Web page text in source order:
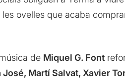
ovelles que acaba
de Miquel G. Font
José, Martí Salvat, Xavier